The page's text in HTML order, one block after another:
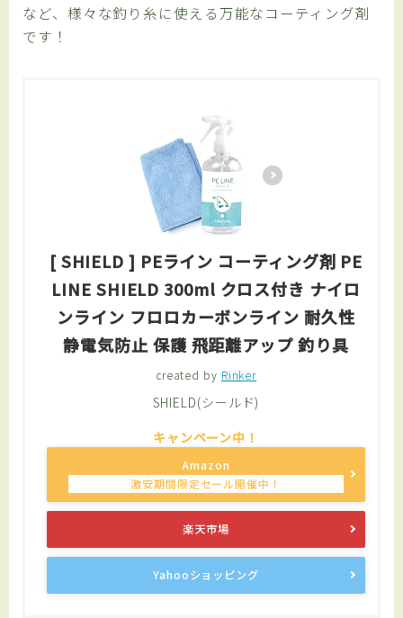
など、様々な釣り糸に使える万能なコーティング剤
です！
[ SHIELD ] PEライン コーティング剤 PE
LINE SHIELD 300ml クロス付き ナイロ
ンライン フロロカーボンライン 耐久性
静電気防止 保護 飛距離アップ 釣り具
created by Rinker
SHIELD(シールド)
Amazon
楽天市場
Yahooショッピング